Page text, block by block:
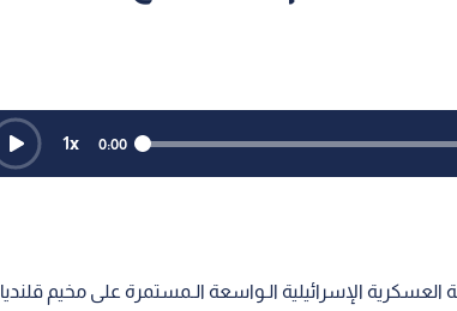
0:00
1x
الإسرائيلية الـواسعة الـمستمرة على مخيم قلنديا